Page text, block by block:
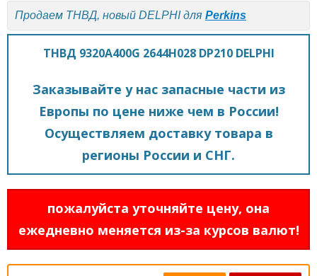
Продаем ТНВД, новый DELPHI для Perkins
ТНВД 9320A400G 2644H028 DP210 DELPHI
Заказывайте у нас запасные части из
Европы по цене ниже чем в России!
Осуществляем доставку товара в
регионы России и СНГ.
пожалуйста уточняйте цену, она
ежедневно меняется из-за курсов валют!